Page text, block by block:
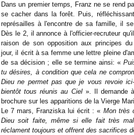
Dans un premier temps, Franz ne se rend
se cacher dans la forêt. Puis,
représailles à l'encontre de sa famille, il
Dès le 2, il annonce à l'officier-recruteur
raison de son opposition aux principes
jour, il écrit à sa femme une lettre pleine
de sa décision ; elle se termine ainsi: «
tu désires, à condition que cela ne
Dieu ne permet pas que je vous revoie
bientôt tous réunis au Ciel». Il demande
brochure sur les apparitions de la Vierge
Le 7 mars, Franziska lui écrit : « Mon très
Dieu soit faite, même si elle fait très
réclament toujours et offrent des sacrifices